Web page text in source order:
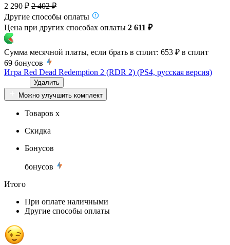
2 290 ₽ 2 402 ₽
Другие способы оплаты
Цена при других способах оплаты 2 611 ₽
Сумма месячной платы, если брать в сплит: 653 ₽ в сплит
69 бонусов
Игра Red Dead Redemption 2 (RDR 2) (PS4, русская версия)
Удалить
Можно улучшить комплект
Товаров x
Скидка
Бонусов
бонусов
Итого
При оплате наличными
Другие способы оплаты